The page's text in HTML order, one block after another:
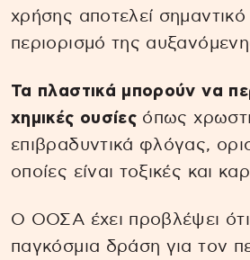
χρήσης αποτελεί
περιορισμό της
Τα πλαστικά μπορούν να
χημικές ουσίες όπως
επιβραδυντικά φλόγας,
οποίες είναι τοξικές και
Ο ΟΟΣΑ έχει προβλέψει
παγκόσμια δράση για τον